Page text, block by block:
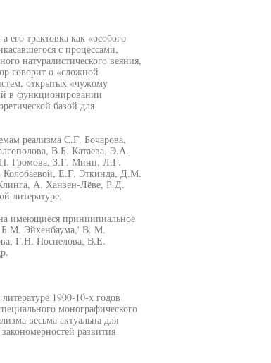
трактовка как «особого
с процессами,
натуралистического веяния,
говорит о «сложной
открытых «чужому
в функционировании
базой для
реализма С.Г. Бочарова,
В.Б. Катаева, Э.А.
Громова, З.Г. Минц, Л.Г.
Е.Г. Эткинда, Д.М.
А. Ханзен-Лёве, Р.Д.
литературе,
имеющиеся принципиальное
Б.М. Эйхенбаума,' В. М.
Г.Н. Поспелова, В.Е.
1900-10-х годов
монографического
весьма актуальна для
развития